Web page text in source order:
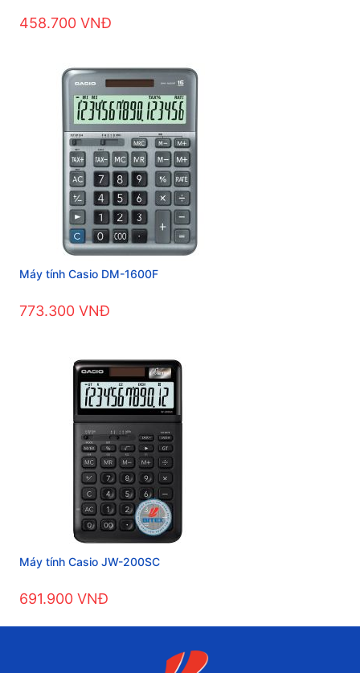
458.700 VNĐ
Máy tính Casio DM-1600F
773.300 VNĐ
Máy tính Casio JW-200SC
691.900 VNĐ